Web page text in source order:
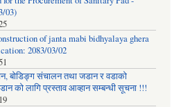
03)
of janta mabi bidhyalaya ghera
2083/03/02
बोडिङ्ग संचालन तथा जडान र वडाको
को लागि प्रस्ताव आव्हान सम्बन्धी सूचना !!!